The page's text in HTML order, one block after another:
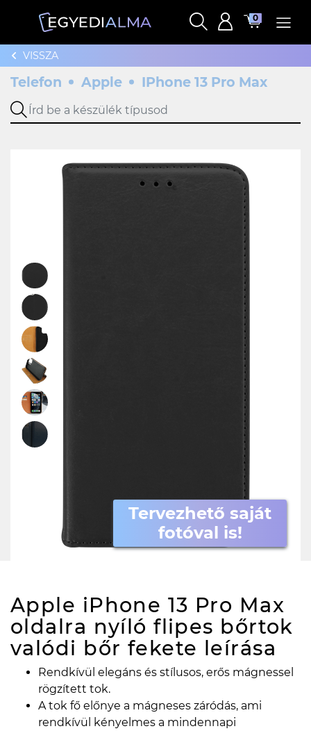
0
VISSZA
Telefon Apple IPhone 13 Pro Max
Tervezhető saját
fotóval is!
Apple iPhone 13 Pro Max
oldalra nyíló flipes bőrtok
valódi bőr fekete leírása
Rendkívül elegáns és stílusos, erős mágnessel
rögzített tok.
A tok fő előnye a mágneses záródás, ami
rendkívül kényelmes a mindennapi